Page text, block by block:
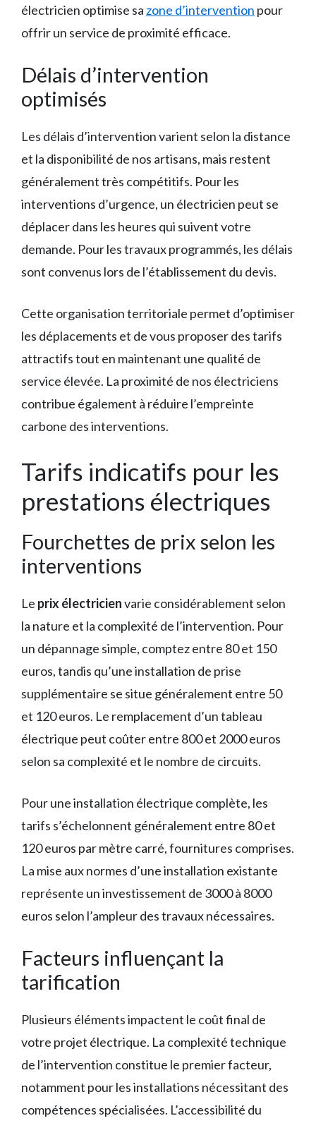
électricien optimise sa zone d’intervention pour
offrir un service de proximité efficace.
Délais d’intervention
optimisés
Les délais d’intervention varient selon la distance
et la disponibilité de nos artisans, mais restent
généralement très compétitifs. Pour les
interventions d’urgence, un électricien peut se
déplacer dans les heures qui suivent votre
demande. Pour les travaux programmés, les délais
sont convenus lors de l’établissement du devis.
Cette organisation territoriale permet d’optimiser
les déplacements et de vous proposer des tarifs
attractifs tout en maintenant une qualité de
service élevée. La proximité de nos électriciens
contribue également à réduire l’empreinte
carbone des interventions.
Tarifs indicatifs pour les
prestations électriques
Fourchettes de prix selon les
interventions
Le prix électricienvarie considérablement selon
la nature et la complexité de l’intervention. Pour
un dépannage simple, comptez entre 80 et 150
euros, tandis qu’une installation de prise
supplémentaire se situe généralement entre 50
et 120 euros. Le remplacement d’un tableau
électrique peut coûter entre 800 et 2000 euros
selon sa complexité et le nombre de circuits.
Pour une installation électrique complète, les
tarifs s’échelonnent généralement entre 80 et
120 euros par mètre carré, fournitures comprises.
La mise aux normes d’une installation existante
représente un investissement de 3000 à 8000
euros selon l’ampleur des travaux nécessaires.
Facteurs influençant la
tarification
Plusieurs éléments impactent le coût final de
votre projet électrique. La complexité technique
de l’intervention constitue le premier facteur,
notamment pour les installations nécessitant des
compétences spécialisées. L’accessibilité du